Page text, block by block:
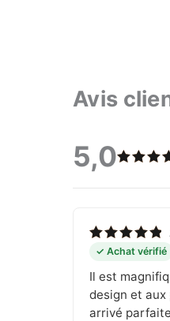
Avis
5,0
sur 5
Note5
✓ Achat vérifié
Il est
design et aux
arrivé